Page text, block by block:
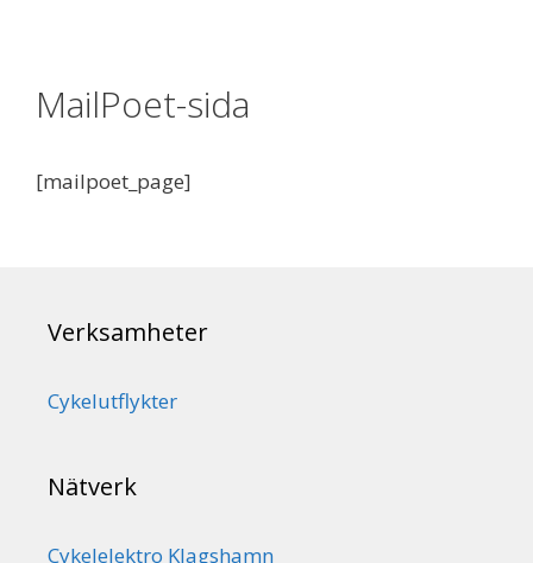
MailPoet-sida
[mailpoet_page]
Verksamheter
Cykelutflykter
Nätverk
Cykelelektro Klagshamn